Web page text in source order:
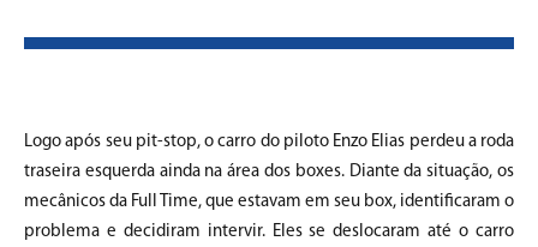
Logo após seu pit-stop, o carro do piloto Enzo Elias perdeu a roda
traseira esquerda ainda na área dos boxes. Diante da situação, os
mecânicos da Full Time, que estavam em seu box, identificaram o
problema e decidiram intervir. Eles se deslocaram até o carro